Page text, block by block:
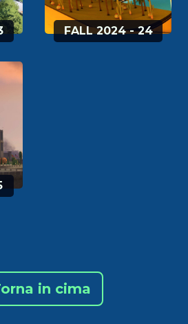
FALL 2024 - 24
in cima